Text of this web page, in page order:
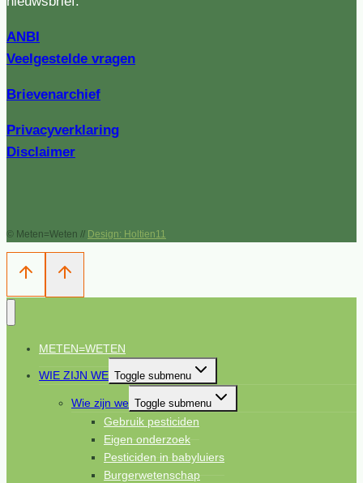
ANBI
Veelgestelde vragen
Brievenarchief
Privacyverklaring
Disclaimer
© Meten=Weten // Design: Holtien11
METEN=WETEN
WIE ZIJN WE Toggle submenu
Wie zijn we Toggle submenu
Gebruik pesticiden
Eigen onderzoek
Pesticiden in babyluiers
Burgerwetenschap